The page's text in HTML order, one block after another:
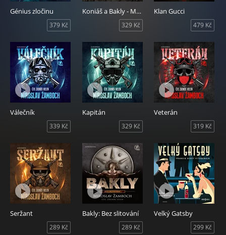
Génius zločinu
379 Kč
Koniáš a Bakly - Mrtví muži
329 Kč
Klan Gucci
479 Kč
Válečník
339 Kč
Kapitán
329 Kč
Veterán
319 Kč
Seržant
289 Kč
Bakly: Bez slitování
289 Kč
Velký Gatsby
299 Kč